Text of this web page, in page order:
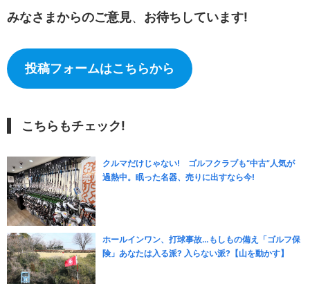
みなさまからのご意見、 お待ちしています!
投稿フォームはこちらから
こちらもチェック!
クルマだけじゃない! ゴルフクラブも“中古”人気が
過熱中。眠った名器、売りに出すなら今!
ホールインワン、打球事故…もしもの備え「ゴルフ保
険」あなたは入る派? 入らない派?【山を動かす】